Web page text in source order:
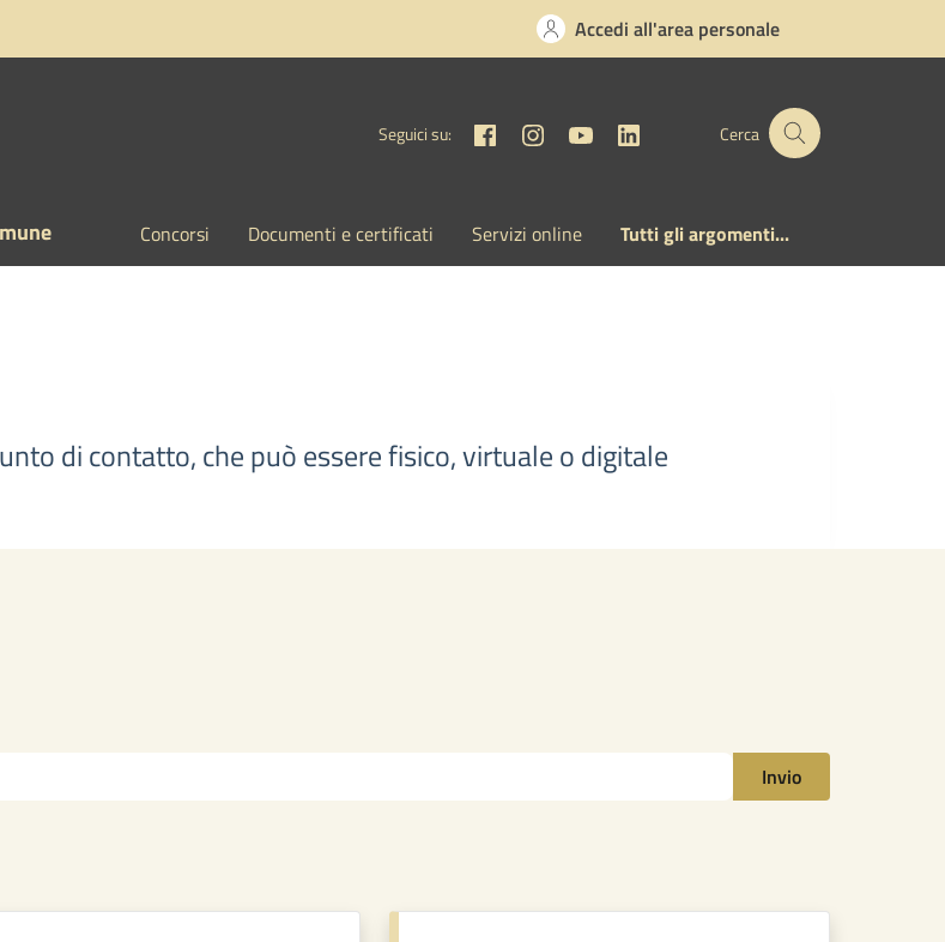
Accedi all'area personale
Seguici su: FacebookInstagram
YouTubeLinkedinCerca
Concorsi Documenti e certificati Servizi online Tutti gli argomenti...
di contatto, che può essere fisico, virtuale o digitale
Invio